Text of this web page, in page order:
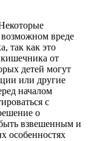
вреде
так как это
от
детей могут
или другие
началом
с
о
взвешенным и
особенностях